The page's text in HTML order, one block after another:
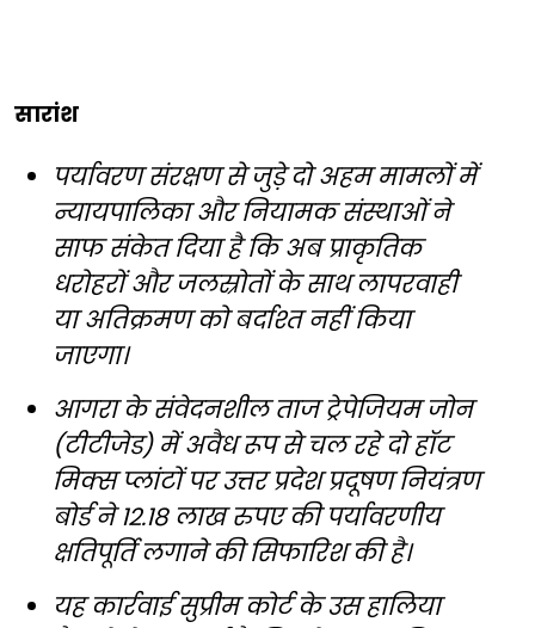
सारांश
पर्यावरण संरक्षण से जुड़े दो अहम मामलों में
न्यायपालिका और नियामक संस्थाओं ने
साफ संकेत दिया है कि अब प्राकृतिक
धरोहरों और जलस्रोतों के साथ लापरवाही
या अतिक्रमण को बर्दाश्त नहीं किया
जाएगा।
आगरा के संवेदनशील ताज ट्रेपेजियम जोन
(टीटीजेड) में अवैध रूप से चल रहे दो हॉट
मिक्स प्लांटों पर उत्तर प्रदेश प्रदूषण नियंत्रण
बोर्ड ने 12.18 लाख रुपए की पर्यावरणीय
क्षतिपूर्ति लगाने की सिफारिश की है।
यह कार्रवाई सुप्रीम कोर्ट के उस हालिया